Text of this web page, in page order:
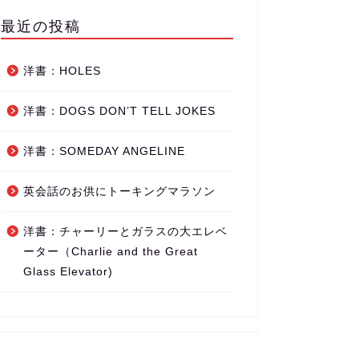
最近の投稿
洋書：HOLES
洋書：DOGS DON’T TELL JOKES
洋書：SOMEDAY ANGELINE
英会話のお供にトーキングマラソン
洋書：チャーリーとガラスの大エレベ
ーター（Charlie and the Great
Glass Elevator)